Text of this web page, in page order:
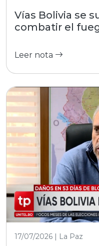
Vías Bolivia se
combatir el
Leer nota
17/07/2026 | La Paz